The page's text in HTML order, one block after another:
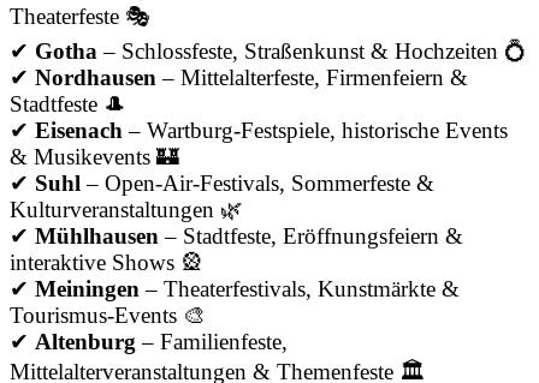
Theaterfeste 🎭
✔ Gotha – Schlossfeste, Straßenkunst & Hochzeiten 💍
✔ Nordhausen – Mittelalterfeste, Firmenfeiern &
Stadtfeste 🎩
✔ Eisenach – Wartburg-Festspiele, historische Events
& Musikevents 🏰
✔ Suhl – Open-Air-Festivals, Sommerfeste &
Kulturveranstaltungen 🌿
✔ Mühlhausen – Stadtfeste, Eröffnungsfeiern &
interaktive Shows 🎡
✔ Meiningen – Theaterfestivals, Kunstmärkte &
Tourismus-Events 🎨
✔ Altenburg – Familienfeste,
Mittelalterveranstaltungen & Themenfeste 🏛